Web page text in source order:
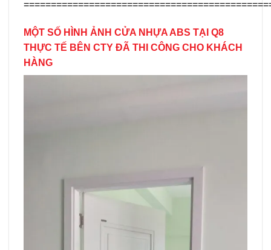
MỘT SỐ HÌNH ẢNH CỬA NHỰA ABS TẠI Q8
THỰC TẾ BÊN CTY ĐÃ THI CÔNG CHO KHÁCH
HÀNG